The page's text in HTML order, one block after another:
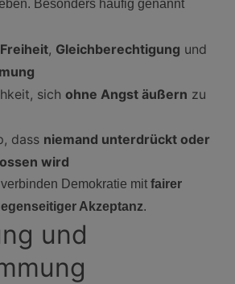
Besonders häufig genannt
Freiheit, Gleichberechtigung und
sich ohne Angst äußern zu
dass niemand unterdrückt oder
wird
Demokratie mit fairer
Akzeptanz.
und